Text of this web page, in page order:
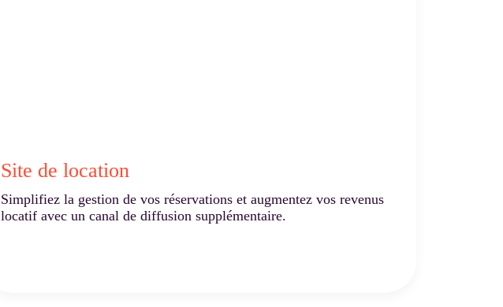
Site de location
Simplifiez la gestion de vos réservations et augmentez vos revenus
locatif avec un canal de diffusion supplémentaire.